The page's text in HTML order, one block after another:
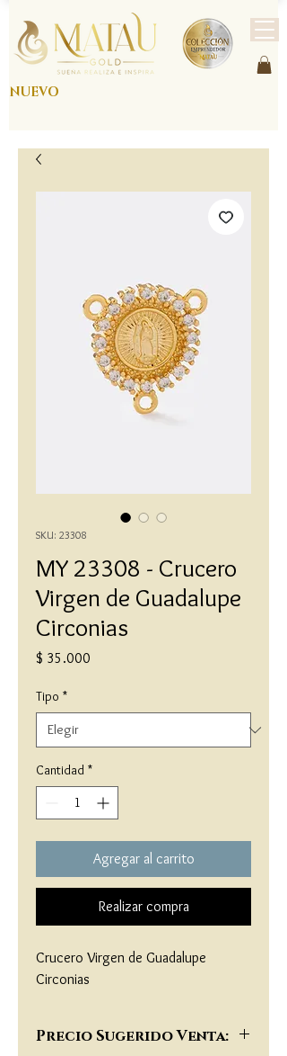
NUEVO
SKU: 23308
MY 23308 - Crucero
Virgen de Guadalupe
Circonias
$ 35.000
Tipo *
Cantidad *
Agregar al carrito
Realizar compra
Crucero Virgen de Guadalupe
Circonias
Precio Sugerido Venta: